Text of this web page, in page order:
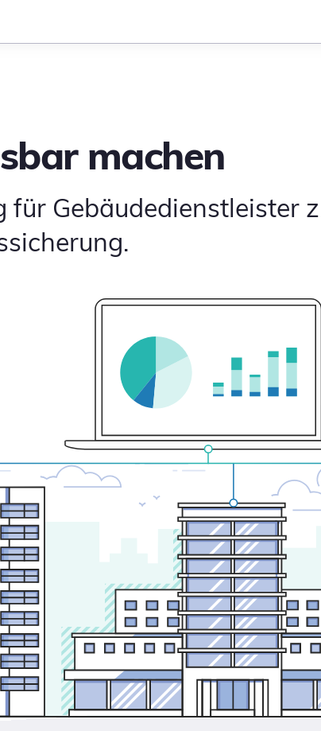
machen
für Gebäudedienstleister